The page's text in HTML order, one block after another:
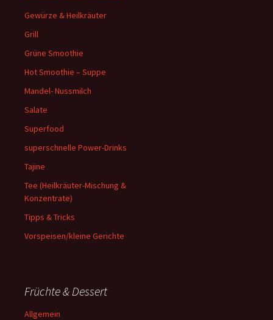
Gewürze & Heilkräuter
Grill
Grüne Smoothie
Hot Smoothie – Suppe
Mandel- Nussmilch
Salate
Superfood
superschnelle Power-Drinks
Tajine
Tee (Heilkräuter-Mischung &
Konzentrate)
Tipps & Tricks
Vorspeisen/kleine Gerichte
Früchte & Dessert
Allgemein